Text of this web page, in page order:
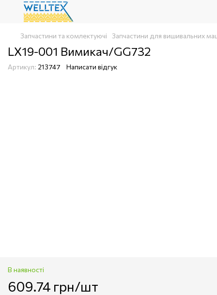
Запчастини та комлектуючі Запчастини для вишивальних
LX19-001 Вимикач/GG732
Артикул: 213747 Написати відгук
В наявності
609.74 грн/шт